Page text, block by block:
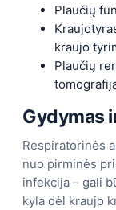
Plaučių
kraujo
Plaučių
Gydymas
Respiratorinės
nuo pirminės
infekcija – gali
kyla dėl kraujo